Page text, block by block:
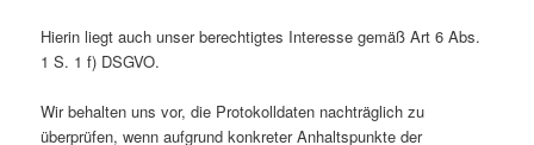
Hierin liegt auch unser berechtigtes Interesse gemäß Art 6 Abs.
1 S. 1 f) DSGVO.
Wir behalten uns vor, die Protokolldaten nachträglich zu
überprüfen, wenn aufgrund konkreter Anhaltspunkte der